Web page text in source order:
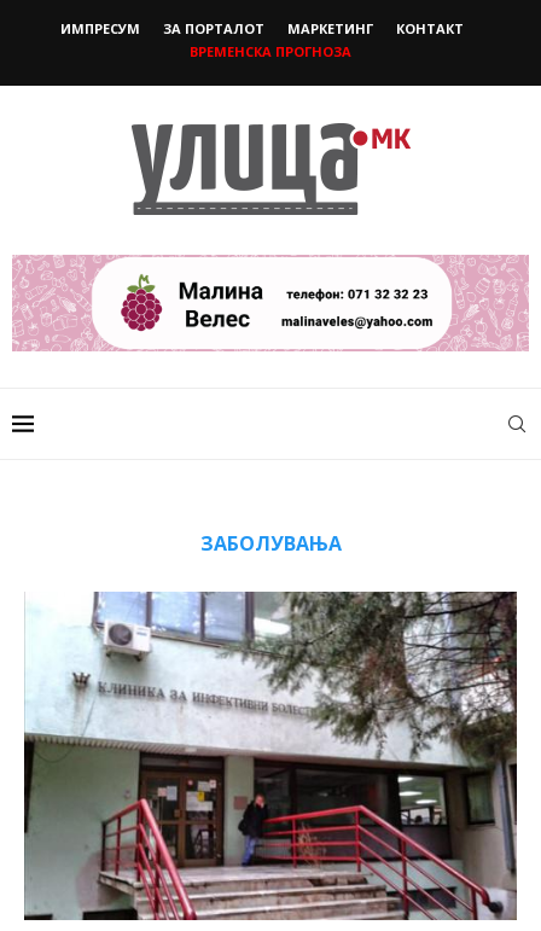
ИМПРЕСУМ ЗА ПОРТАЛОТ МАРКЕТИНГ
КОНТАКТ
ВРЕМЕНСКА ПРОГНОЗА
ЗАБОЛУВАЊА